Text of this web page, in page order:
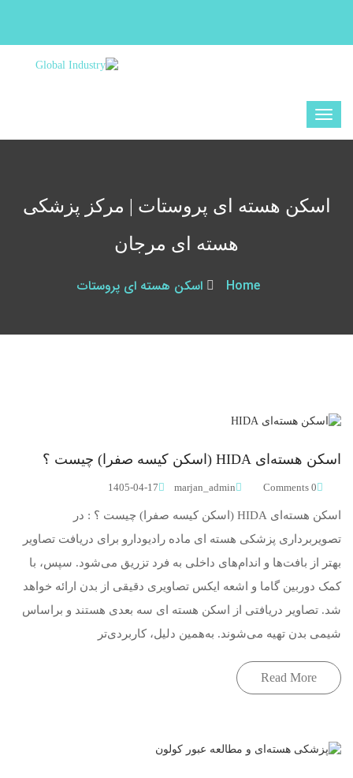
اسکن هسته ای پروستات | مرکز پزشکی
هسته ای مرجان
Home اسکن هسته ای پروستات
اسکن هسته‌ای HIDA (اسکن کیسه صفرا) چیست ؟
0 Comments
marjan_admin
1405-04-17
اسکن هسته‌ای HIDA (اسکن کیسه صفرا) چیست ؟ : در
تصویربرداری پزشکی هسته ای ماده رادیودارو برای دریافت تصاویر
بهتر از بافت‌ها و اندام‌های داخلی به فرد تزریق می‌شود. سپس، با
کمک دوربین گاما و اشعه ایکس تصاویری دقیقی از بدن ارائه خواهد
شد. تصاویر دریافتی از اسکن هسته ای سه بعدی هستند و براساس
شیمی بدن تهیه می‌شوند. به‌همین دلیل، کاربردی‌تر
Read More